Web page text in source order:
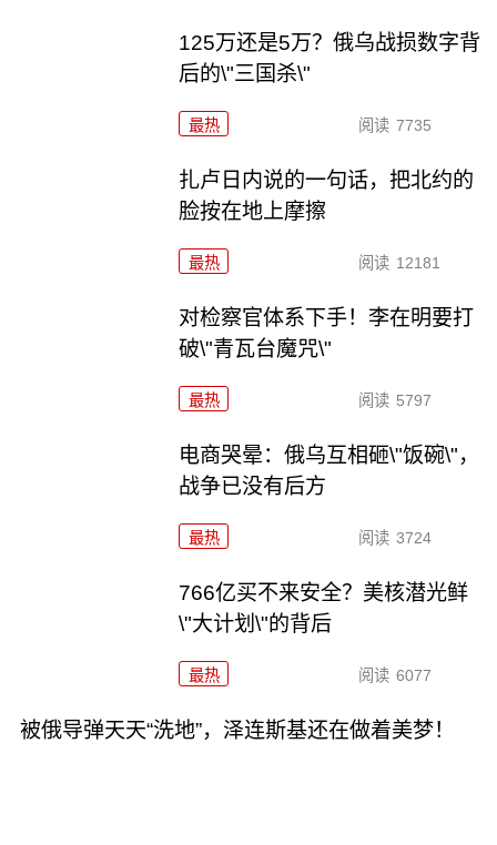
125万还是5万？俄乌战损数字背
后的\"三国杀\"
最热 阅读 7735
扎卢日内说的一句话，把北约的
脸按在地上摩擦
最热 阅读 12181
对检察官体系下手！李在明要打
破\"青瓦台魔咒\"
最热 阅读 5797
电商哭晕：俄乌互相砸\"饭碗\"，
战争已没有后方
最热 阅读 3724
766亿买不来安全？美核潜光鲜
\"大计划\"的背后
最热 阅读 6077
被俄导弹天天“洗地”，泽连斯基还在做着美梦！